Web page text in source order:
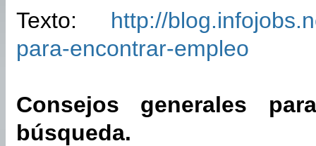
Texto: http://
para-encontrar-empleo
Consejos generales
búsqueda.